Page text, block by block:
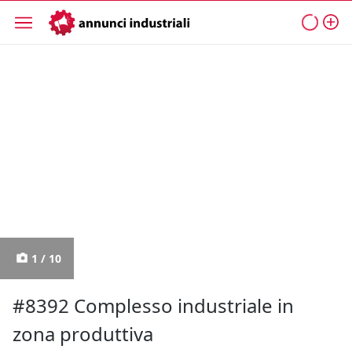
1 / 10
#8392 Complesso industriale in
zona produttiva